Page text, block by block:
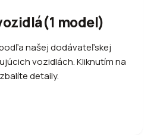
(1 model)
našej dodávateľskej
vozidlách. Kliknutím na
detaily.